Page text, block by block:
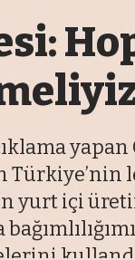
içi